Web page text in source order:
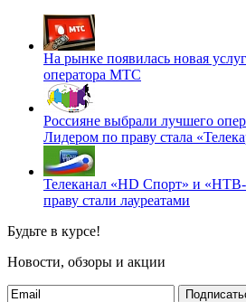
На рынке появилась новая
оператора МТС
Россияне выбрали лучшего
Лидером по праву стала
Телеканал «HD Спорт» и
праву стали лауреатами
Будьте в курсе!
Новости, обзоры и акции